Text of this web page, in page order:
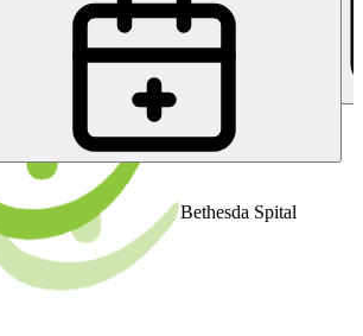
Prof. Dr. med. Diego Kyburz
Bethesda Spital